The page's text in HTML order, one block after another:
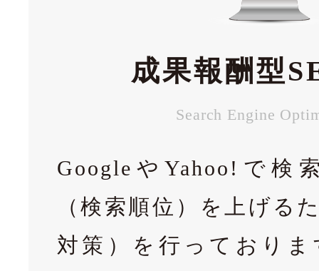
成果報酬型
Search Engine
GoogleやYahoo!で検
（検索順位）を上げる
対策）を行っており